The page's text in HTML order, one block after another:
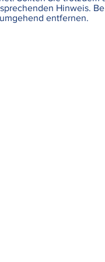
Hinweis.
entfernen.